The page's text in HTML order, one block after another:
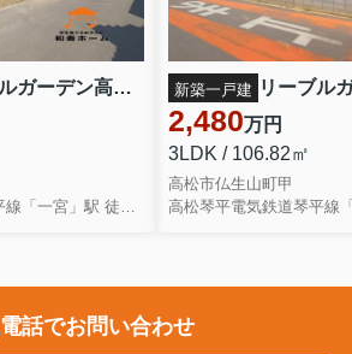
リーブルガーデン高松市香川町大野第二◇2026年度補助金対象の長期優良住宅です！ ２号棟 新築一戸建
2,480万円
3LDK / 106.82㎡
高松市仏生山町甲
電話でお問い合わせ